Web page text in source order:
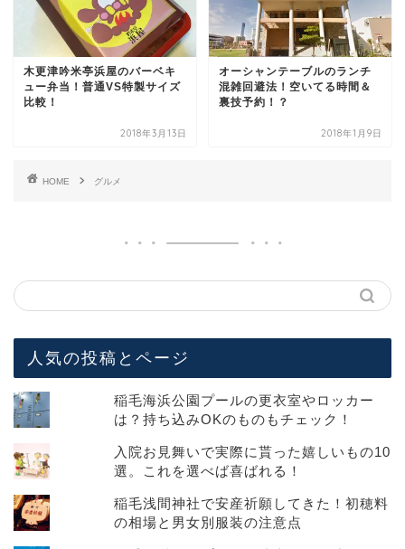
木更津吟米亭浜屋のバーベキ
ュー弁当！普通VS特製サイズ
比較！
2018年3月13日
オーシャンテーブルのランチ
混雑回避法！空いてる時間＆
裏技予約！？
2018年1月9日
HOME グルメ
人気の投稿とページ
稲毛海浜公園プールの更衣室やロッカー
は？持ち込みOKのものもチェック！
入院お見舞いで実際に貰った嬉しいもの10
選。これを選べば喜ばれる！
稲毛浅間神社で安産祈願してきた！初穂料
の相場と男女別服装の注意点